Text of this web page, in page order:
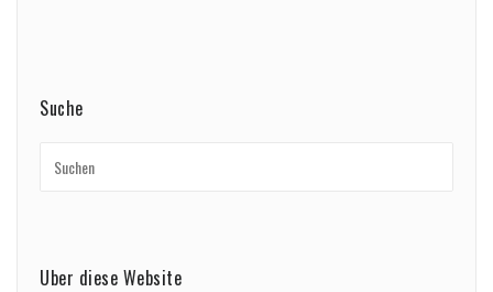
Suche
Über diese Website